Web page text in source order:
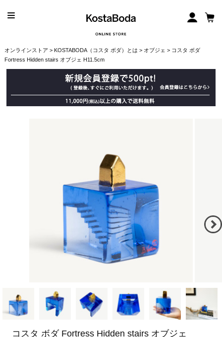
オンラインストア > KOSTABODA（コスタ ボダ）とは > オブジェ > コスタ ボダ
Fortress Hidden stairs オブジェ H11.5cm
コスタ ボダ Fortress Hidden stairs オブジェ